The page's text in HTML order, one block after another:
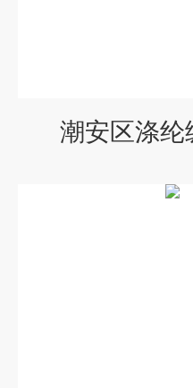
潮安区涤纶